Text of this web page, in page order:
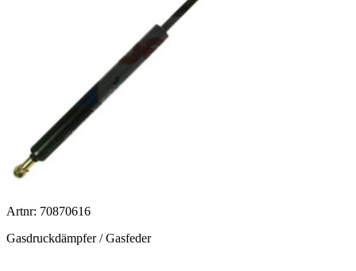
Artnr: 70870616
Gasdruckdämpfer / Gasfeder